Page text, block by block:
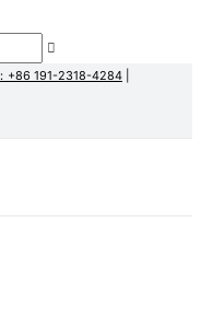
+86 191-2318-4284